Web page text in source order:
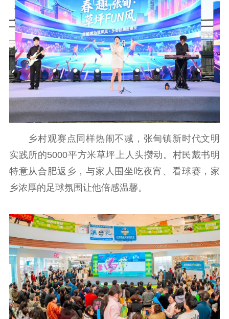
乡村观赛点同样热闹不减，张甸镇新时代文明
实践所的5000平方米草坪上人头攒动。村民戴书明
特意从合肥返乡，与家人围坐吃夜宵、看球赛，家
乡浓厚的足球氛围让他倍感温馨。